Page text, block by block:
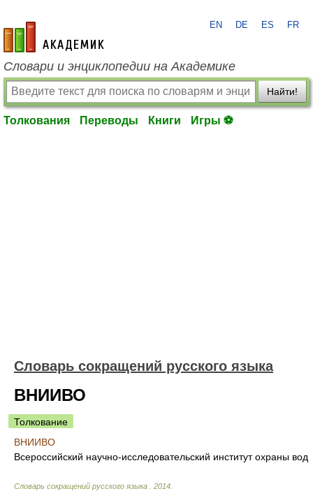
academic.ru
EN DE ES FR
Словари и энциклопедии на Академике
Найти!
Толкования Переводы Книги Игры ⚽
Словарь сокращений русского языка
ВНИИВО
Толкование
ВНИИВО
Всероссийский научно-исследовательский институт охраны вод
Словарь сокращений русского языка 2014